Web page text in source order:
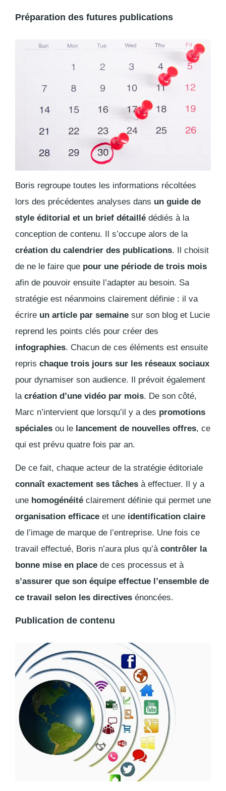
Préparation des futures publications
Boris regroupe toutes les informations récoltées
lors des précédentes analyses dans un guide de
style éditorial et un brief détaillé dédiés à la
conception de contenu. Il s’occupe alors de la
création du calendrier des publications. Il choisit
de ne le faire que pour une période de trois mois
afin de pouvoir ensuite l’adapter au besoin. Sa
stratégie est néanmoins clairement définie : il va
écrire un article par semaine sur son blog et Lucie
reprend les points clés pour créer des
infographies. Chacun de ces éléments est ensuite
repris chaque trois jours sur les réseaux sociaux
pour dynamiser son audience. Il prévoit également
la création d’une vidéo par mois. De son côté,
Marc n’intervient que lorsqu’il y a des promotions
spéciales ou le lancement de nouvelles offres, ce
qui est prévu quatre fois par an.
De ce fait, chaque acteur de la stratégie éditoriale
connaît exactement ses tâches à effectuer. Il y a
une homogénéité clairement définie qui permet une
organisation efficace et une identification claire
de l’image de marque de l’entreprise. Une fois ce
travail effectué, Boris n’aura plus qu’à contrôler la
bonne mise en place de ces processus et à
s’assurer que son équipe effectue l’ensemble de
ce travail selon les directives énoncées.
Publication de contenu